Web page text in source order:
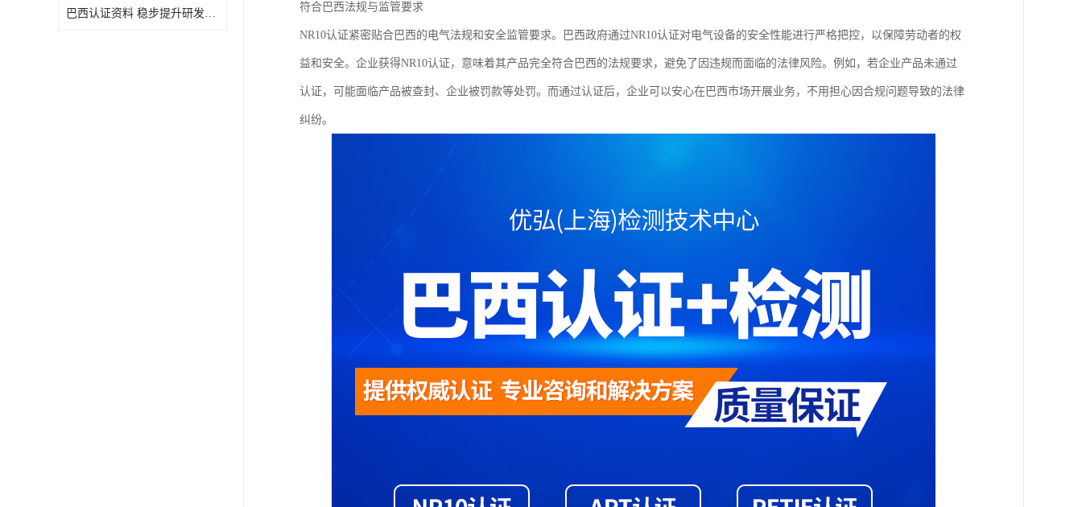
巴西认证资料 稳步提升研发能力
符合巴西法规与监管要求
NR10认证紧密贴合巴西的电气法规和安全监管要求。巴西政府通过NR10认证对电气设备的安全性能进行严格把控，以保障劳动者的权
益和安全。企业获得NR10认证，意味着其产品完全符合巴西的法规要求，避免了因违规而面临的法律风险。例如，若企业产品未通过
认证，可能面临产品被查封、企业被罚款等处罚。而通过认证后，企业可以安心在巴西市场开展业务，不用担心因合规问题导致的法律
纠纷。